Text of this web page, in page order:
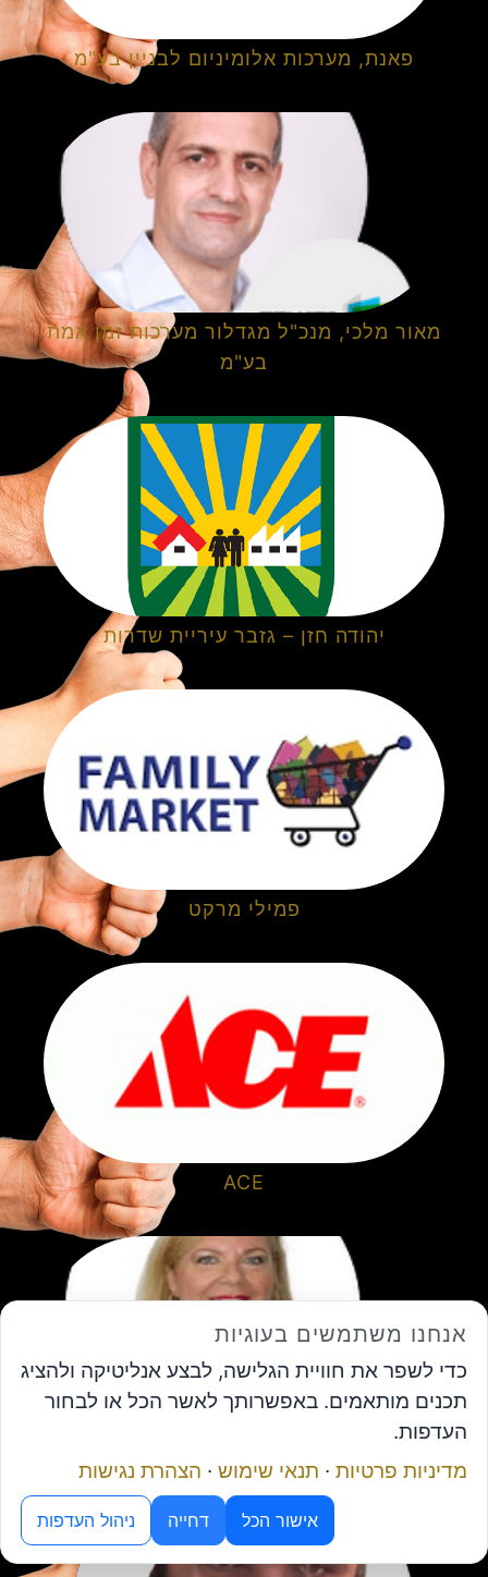
פאנת, מערכות אלומיניום לבניין בע"מ
מאור מלכי, מנכ"ל מגדלור מערכות זמן אמת
בע"מ
יהודה חזן – גזבר עיריית שדרות
פמילי מרקט
ACE
מנוע ה-AI של פורום המנכ"לים
תיאום פגישה
אנחנו משתמשים בעוגיות
כדי לשפר את חוויית הגלישה, לבצע אנליטיקה ולהציג
תכנים מותאמים. באפשרותך לאשר הכל או לבחור
העדפות.
מדיניות פרטיות · תנאי שימוש · הצהרת נגישות
אישור הכל דחייה ניהול העדפות